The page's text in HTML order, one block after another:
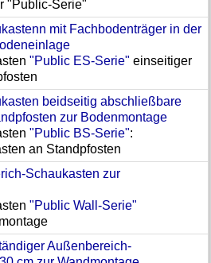
"Public-Serie"
"Public ES-Serie" einseitiger
"Public BS-Serie":
an Standpfosten
"Public Wall-Serie"